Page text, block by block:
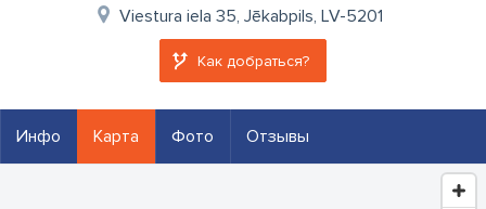
Viestura iela 35, Jēkabpils, LV-5201
Как добраться?
Инфо Карта Фото Отзывы